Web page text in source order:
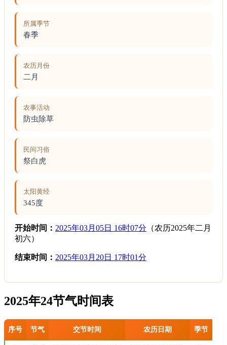
所属季节
春季
农历月份
二月
农事活动
防虫除草
民间习俗
祭白虎
太阳黄经
345度
开始时间： 2025年03月05日 16时07分 （农历2025年二月
初六）
结束时间： 2025年03月20日 17时01分
2025年24节气时间表
序号 节气 交节时间 农历日期 季节